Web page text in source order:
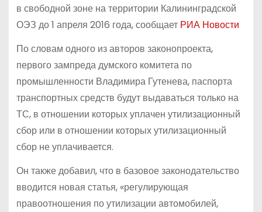
в свободной зоне на территории Калининградской
ОЭЗ до 1 апреля 2016 года, сообщает РИА Новости
По словам одного из авторов законопроекта,
первого зампреда думского комитета по
промышленности Владимира Гутенева, паспорта
транспортных средств будут выдаваться только на
ТС, в отношении которых уплачен утилизационный
сбор или в отношении которых утилизационный
сбор не уплачивается.
Он также добавил, что в базовое законодательство
вводится новая статья, «регулирующая
правоотношения по утилизации автомобилей,